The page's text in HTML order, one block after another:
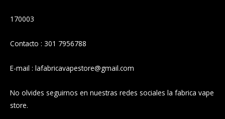
170003
Contacto : 301 7956788
E-mail : lafabricavapestore@gmail.com
No olvides seguirnos en nuestras redes sociales la fabrica vape
store.